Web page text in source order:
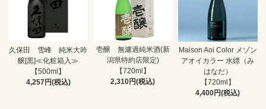
久保田 雪峰 純米大吟
醸[黒]≪化粧箱入≫
【500ml】
4,257円(税込)
壱醸 無濾過純米酒(新
潟県特約店限定)
【720ml】
2,310円(税込)
Maison Aoi Color メゾン
アオイカラー 水縹（み
はなだ）
【720ml】
4,400円(税込)